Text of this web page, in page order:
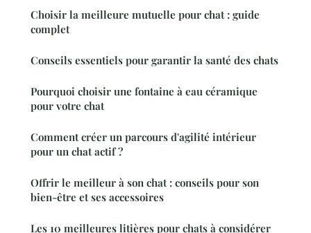
Choisir la meilleure mutuelle pour chat : guide
complet
Conseils essentiels pour garantir la santé des chats
Pourquoi choisir une fontaine à eau céramique
pour votre chat
Comment créer un parcours d'agilité intérieur
pour un chat actif ?
Offrir le meilleur à son chat : conseils pour son
bien-être et ses accessoires
Les 10 meilleures litières pour chats à considérer